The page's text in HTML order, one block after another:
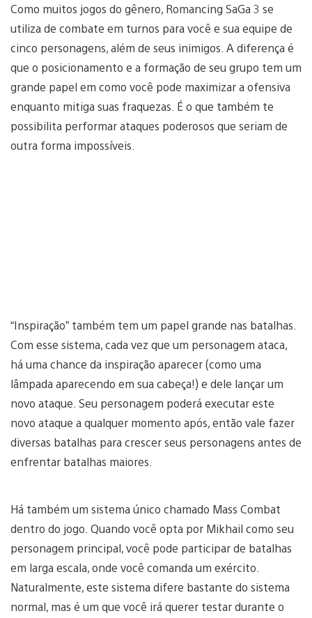
Como muitos jogos do gênero, Romancing SaGa 3 se
utiliza de combate em turnos para você e sua equipe de
cinco personagens, além de seus inimigos. A diferença é
que o posicionamento e a formação de seu grupo tem um
grande papel em como você pode maximizar a ofensiva
enquanto mitiga suas fraquezas. É o que também te
possibilita performar ataques poderosos que seriam de
outra forma impossíveis.
“Inspiração” também tem um papel grande nas batalhas.
Com esse sistema, cada vez que um personagem ataca,
há uma chance da inspiração aparecer (como uma
lâmpada aparecendo em sua cabeça!) e dele lançar um
novo ataque. Seu personagem poderá executar este
novo ataque a qualquer momento após, então vale fazer
diversas batalhas para crescer seus personagens antes de
enfrentar batalhas maiores.
Há também um sistema único chamado Mass Combat
dentro do jogo. Quando você opta por Mikhail como seu
personagem principal, você pode participar de batalhas
em larga escala, onde você comanda um exército.
Naturalmente, este sistema difere bastante do sistema
normal, mas é um que você irá querer testar durante o